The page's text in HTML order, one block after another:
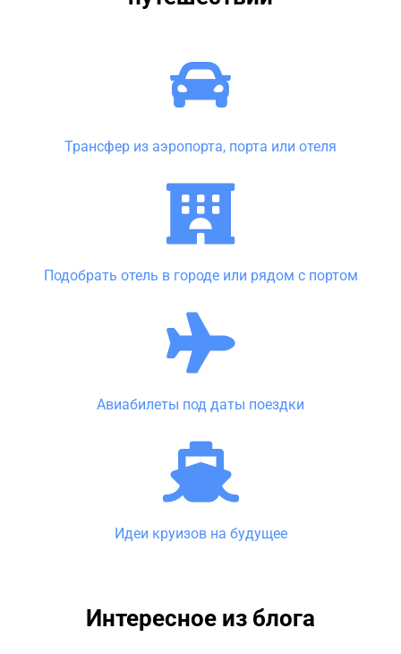
Трансфер из аэропорта, порта или отеля
Подобрать отель в городе или рядом с портом
Авиабилеты под даты поездки
Идеи круизов на будущее
Интересное из блога